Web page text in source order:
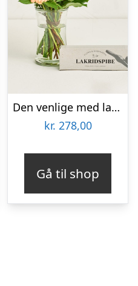
Den venlige med lakridspibe
kr. 278,00
Gå til shop